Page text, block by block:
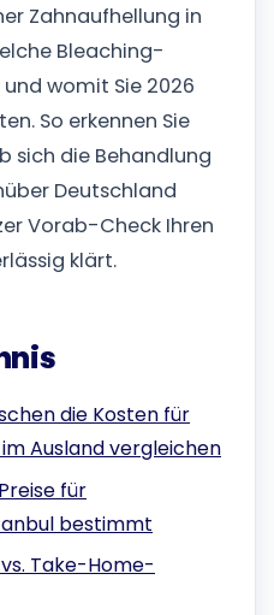
Zahnaufhellung in
Bleaching-
womit Sie 2026
So erkennen Sie
sich die Behandlung
Deutschland
Vorab-Check Ihren
klärt.
die Kosten für
Ausland vergleichen
für
bestimmt
Take-Home-